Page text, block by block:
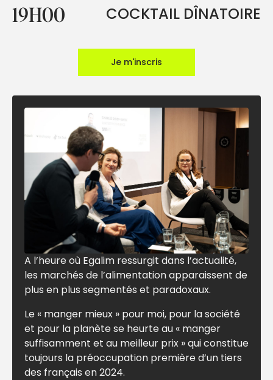
19H00 COCKTAIL DÎNATOIRE
Je m'inscris
A l’heure où Egalim ressurgit dans l’actualité,
les marchés de l’alimentation apparaissent de
plus en plus segmentés et paradoxaux.
Le « manger mieux » pour moi, pour la société
et pour la planète se heurte au « manger
suffisamment et au meilleur prix » qui constitue
toujours la préoccupation première d’un tiers
des français en 2024.